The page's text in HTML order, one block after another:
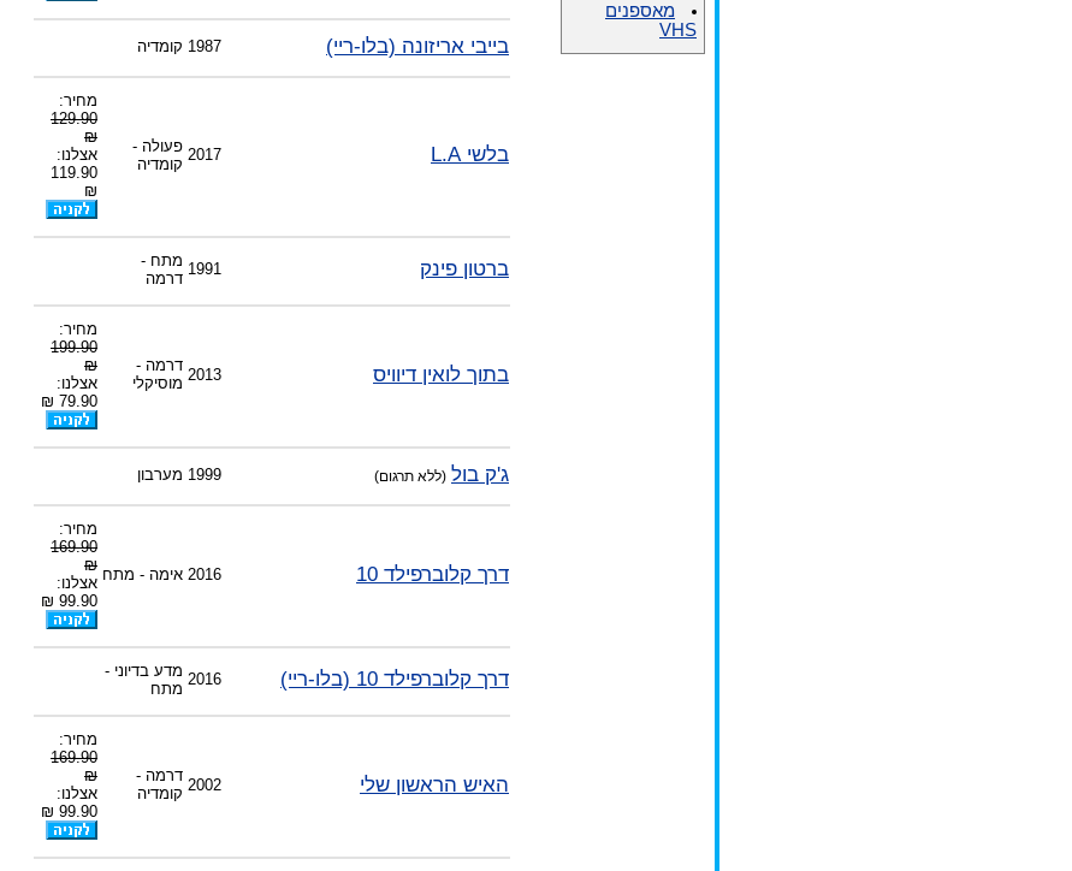
בייבי אריזונה (בלו-ריי) 1987 קומדיה
בלשי L.A 2017 פעולה -
קומדיה
מחיר:
129.90
₪
אצלנו:
119.90
₪
ברטון פינק 1991 מתח -
דרמה
בתוך לואין דיוויס 2013
דרמה -
מוסיקלי
מחיר:
199.90
₪
אצלנו:
79.90 ₪
ג'ק בול (ללא תרגום) 1999 מערבון
דרך קלוברפילד 10 2016 אימה - מתח
מחיר:
169.90
₪
אצלנו:
99.90 ₪
דרך קלוברפילד 10 (בלו-ריי) 2016 מדע בדיוני -
מתח
האיש הראשון שלי 2002
דרמה -
קומדיה
מחיר:
169.90
₪
אצלנו:
99.90 ₪
מאספנים
VHS